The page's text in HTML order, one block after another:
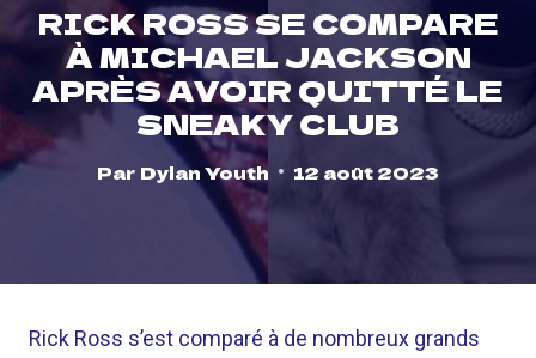
RICK ROSS SE COMPARE
À MICHAEL JACKSON
APRÈS AVOIR QUITTÉ LE
SNEAKY CLUB
Par Dylan Youth 12 août 2023
Rick Ross s’est comparé à de nombreux grands